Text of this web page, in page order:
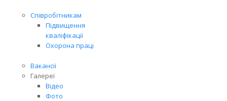
Співробітникам
Підвищення
кваліфікації
Охорона праці
Вакансії
Галереї
Відео
Фото